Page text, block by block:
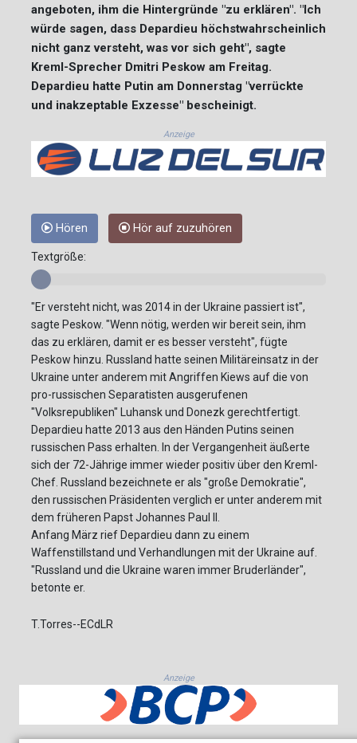
angeboten, ihm die Hintergründe "zu erklären". "Ich
würde sagen, dass Depardieu höchstwahrscheinlich
nicht ganz versteht, was vor sich geht", sagte
Kreml-Sprecher Dmitri Peskow am Freitag.
Depardieu hatte Putin am Donnerstag "verrückte
und inakzeptable Exzesse" bescheinigt.
Anzeige
Hören Hör auf zuzuhören
Textgröße:
"Er versteht nicht, was 2014 in der Ukraine passiert ist",
sagte Peskow. "Wenn nötig, werden wir bereit sein, ihm
das zu erklären, damit er es besser versteht", fügte
Peskow hinzu. Russland hatte seinen Militäreinsatz in der
Ukraine unter anderem mit Angriffen Kiews auf die von
pro-russischen Separatisten ausgerufenen
"Volksrepubliken" Luhansk und Donezk gerechtfertigt.
Depardieu hatte 2013 aus den Händen Putins seinen
russischen Pass erhalten. In der Vergangenheit äußerte
sich der 72-Jährige immer wieder positiv über den Kreml-
Chef. Russland bezeichnete er als "große Demokratie",
den russischen Präsidenten verglich er unter anderem mit
dem früheren Papst Johannes Paul II.
Anfang März rief Depardieu dann zu einem
Waffenstillstand und Verhandlungen mit der Ukraine auf.
"Russland und die Ukraine waren immer Bruderländer",
betonte er.
T.Torres--ECdLR
Anzeige